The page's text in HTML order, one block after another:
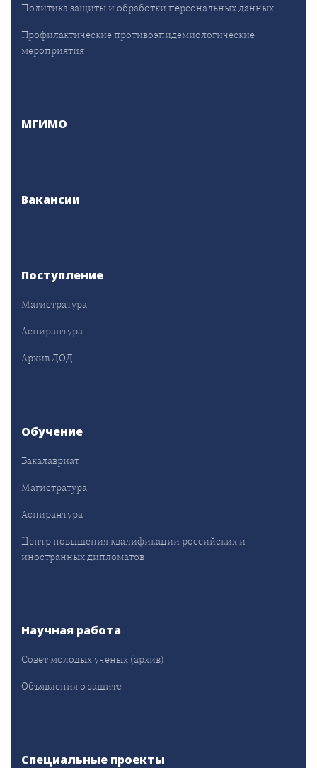
Политика защиты и обработки персональных данных
Профилактические противоэпидемиологические
мероприятия
МГИМО
Вакансии
Поступление
Магистратура
Аспирантура
Архив ДОД
Обучение
Бакалавриат
Магистратура
Аспирантура
Центр повышения квалификации российских и
иностранных дипломатов
Научная работа
Совет молодых учёных (архив)
Объявления о защите
Специальные проекты